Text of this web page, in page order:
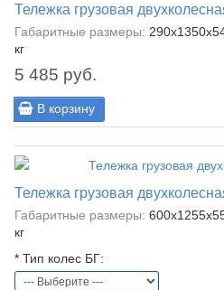
Тележка грузовая
Габаритные размеры:
кг
5 485 руб.
В корзину
Тележка грузовая
Габаритные размеры:
кг
* Тип колес БГ: